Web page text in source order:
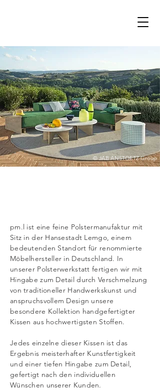
© JAB ANSTOETZ Group
pm.l ist eine feine Polstermanufaktur mit
Sitz in der Hansestadt Lemgo, einem
bedeutenden Standort für renommierte
Möbelhersteller in Deutschland. In
unserer Polsterwerkstatt fertigen wir mit
Hingabe zum Detail durch Verschmelzung
von traditioneller Handwerkskunst und
anspruchsvollem Design unsere
besondere Kollektion handgefertigter
Kissen aus hochwertigsten Stoffen.
Jedes einzelne dieser Kissen ist das
Ergebnis meisterhafter Kunstfertigkeit
und einer tiefen Hingabe zum Detail,
gefertigt nach den individuellen
Wünschen unserer Kunden.